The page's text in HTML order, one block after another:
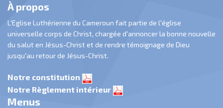
À propos
L'Eglise Luthérienne du Cameroun fait partie de l'église
universelle corps de Christ, chargée d'annoncer la bonne nouvelle
du salut en Jésus-Christ et de rendre témoignage de Dieu
jusqu'au retour de Jésus-Christ.
Notre constitution
Notre Règlement intérieur
Menus